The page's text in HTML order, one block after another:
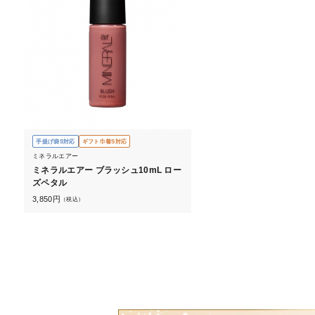
手提げ袋S対応 ギフト巾着S対応
ミネラルエアー
ミネラルエアー ブラッシュ10mL ロー
ズペタル
3,850円 （税込）